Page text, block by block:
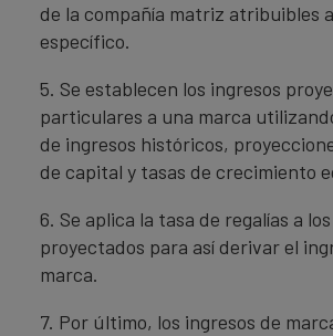
de la compañía matriz atribuibles
específico.
5. Se establecen los ingresos
particulares a una marca
de ingresos históricos,
de capital y tasas de crecimiento
6. Se aplica la tasa de regalías a
proyectados para así derivar el
marca.
7. Por último, los ingresos de